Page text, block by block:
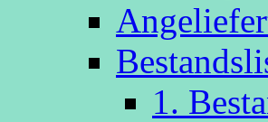
1.